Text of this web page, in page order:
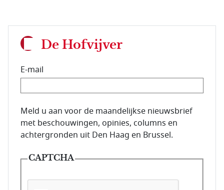
De Hofvijver
E-mail
E-mailadres van de abonnee.
Meld u aan voor de maandelijkse nieuwsbrief
met beschouwingen, opinies, columns en
achtergronden uit Den Haag en Brussel.
CAPTCHA